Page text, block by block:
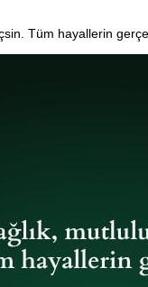
Tüm hayallerin